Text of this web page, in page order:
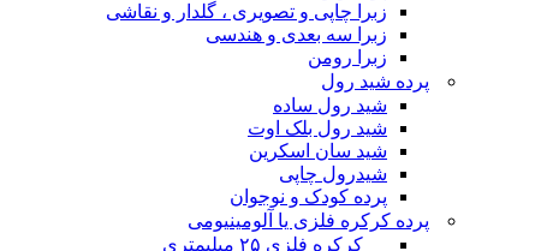
زبرا چاپی و تصویری ، گلدار و نقاشی
زبرا سه بعدی و هندسی
زبرا رومن
پرده شید رول
شید رول ساده
شید رول بلک اوت
شید سان اسکرین
شیدرول چاپی
پرده کودک و نوجوان
پرده کرکره فلزی یا آلومینیومی
__ کرکره فلزی ۲۵ میلیمتری